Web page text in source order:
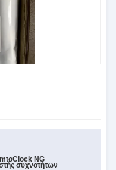
NG
συχνοτήτων